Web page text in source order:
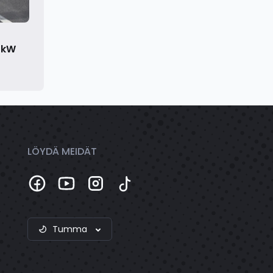
LÖYDÄ MEIDÄT
Tumma